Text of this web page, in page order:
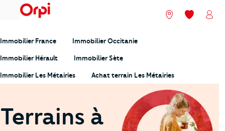
menu Nos agences
Mes
Immobilier France Immobilier Occitanie
Immobilier Hérault Immobilier Sète
Immobilier Les Métairies Achat terrain Les Métairies
Terrains à